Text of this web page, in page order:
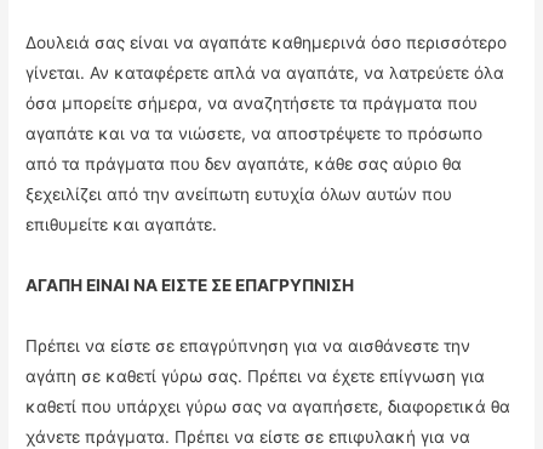
Δουλειά σας είναι να αγαπάτε καθημερινά όσο περισσότερο
γίνεται. Αν καταφέρετε απλά να αγαπάτε, να λατρεύετε όλα
όσα μπορείτε σήμερα, να αναζητήσετε τα πράγματα που
αγαπάτε και να τα νιώσετε, να αποστρέψετε το πρόσωπο
από τα πράγματα που δεν αγαπάτε, κάθε σας αύριο θα
ξεχειλίζει από την ανείπωτη ευτυχία όλων αυτών που
επιθυμείτε και αγαπάτε.
ΑΓΑΠΗ ΕΙΝΑΙ ΝΑ ΕΙΣΤΕ ΣΕ ΕΠΑΓΡΥΠΝΙΣΗ
Πρέπει να είστε σε επαγρύπνηση για να αισθάνεστε την
αγάπη σε καθετί γύρω σας. Πρέπει να έχετε επίγνωση για
καθετί που υπάρχει γύρω σας να αγαπήσετε, διαφορετικά θα
χάνετε πράγματα. Πρέπει να είστε σε επιφυλακή για να